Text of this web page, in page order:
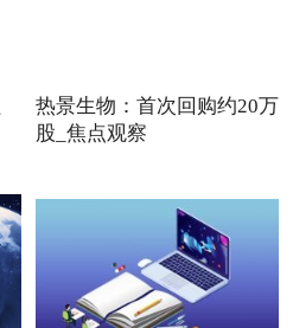
热景生物：首次回购约20万
股_焦点观察